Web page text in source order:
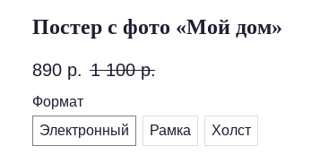
Постер с фото «Мой дом»
890 р. 1 100 р.
Формат
Электронный
Рамка Холст